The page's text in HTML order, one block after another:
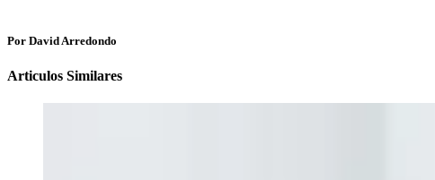
Por David Arredondo
Articulos Similares